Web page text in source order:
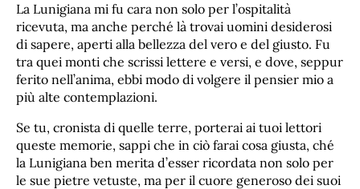
La Lunigiana mi fu cara non solo per l’ospitalità
ricevuta, ma anche perché là trovai uomini desiderosi
di sapere, aperti alla bellezza del vero e del giusto. Fu
tra quei monti che scrissi lettere e versi, e dove, seppur
ferito nell’anima, ebbi modo di volgere il pensier mio a
più alte contemplazioni.
Se tu, cronista di quelle terre, porterai ai tuoi lettori
queste memorie, sappi che in ciò farai cosa giusta, ché
la Lunigiana ben merita d’esser ricordata non solo per
le sue pietre vetuste, ma per il cuore generoso dei suoi